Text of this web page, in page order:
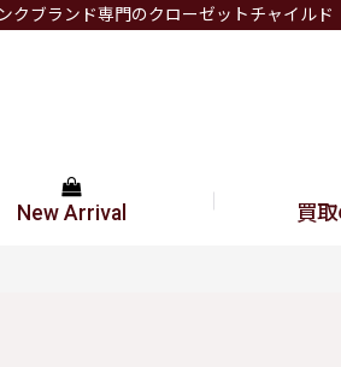
クブランド専門のクローゼットチャイルド
New Arrival 買